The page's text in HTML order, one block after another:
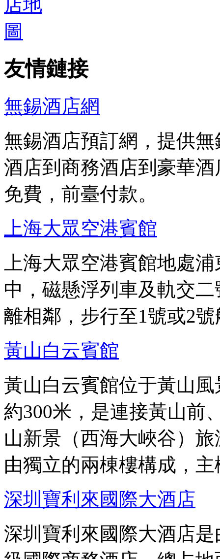
友情鏈接
無錫酒店網
無錫酒店預訂網，提供
酒店到商務酒店到豪華
免費，前臺付款。
上海大眾空港賓館
上海大眾空港賓館地處
中，磁懸浮列車及軌交
離相鄰，步行至1號或2
黃山白云賓館
黃山白云賓館位于黃山
約300米，是連接黃山前
山新景（西海大峽谷）
由獨立的兩棟樓構成，
深圳寶利來國際大酒店
深圳寶利來國際大酒店